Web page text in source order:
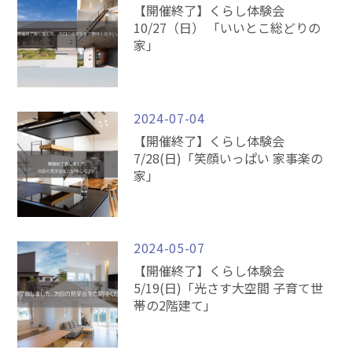
【開催終了】くらし体験会
10/27（日） 「いいとこ総どりの
家」
2024-07-04
【開催終了】くらし体験会
7/28(日)「笑顔いっぱい 家事楽の
家」
2024-05-07
【開催終了】くらし体験会
5/19(日)「光さす大空間 子育て世
帯の2階建て」